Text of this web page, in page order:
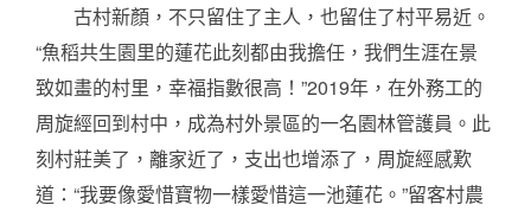
古村新顏，不只留住了主人，也留住了村平易近。
“魚稻共生園里的蓮花此刻都由我擔任，我們生涯在景
致如畫的村里，幸福指數很高！”2019年，在外務工的
周旋經回到村中，成為村外景區的一名園林管護員。此
刻村莊美了，離家近了，支出也增添了，周旋經感歎
道：“我要像愛惜寶物一樣愛惜這一池蓮花。”留客村農